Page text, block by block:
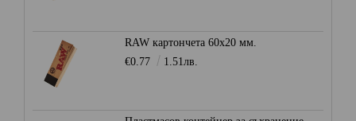
RAW картончета 60x20 мм.
€0.77
1.51лв.